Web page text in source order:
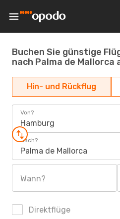
Buchen Sie günstige
nach Palma de Mallorca
Hin- und Rückflug
Von?
Hamburg
Nach?
Palma de Mallorca
Wann?
Direktflüge